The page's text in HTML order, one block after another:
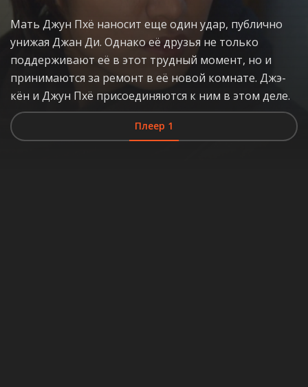
Мать Джун Пхё наносит еще один удар, публично
унижая Джан Ди. Однако её друзья не только
поддерживают её в этот трудный момент, но и
принимаются за ремонт в её новой комнате. Джэ-
кён и Джун Пхё присоединяются к ним в этом деле.
Плеер 1